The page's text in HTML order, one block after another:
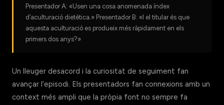
Presentador A: «Usen una cosa anomenada índex
d’aculturació dietètica.» Presentador B: «I el titular és que
aquesta aculturació es produeix més ràpidament en els
primers dos anys?»
Un lleuger desacord i la curiositat de seguiment fan
avançar l’episodi. Els presentadors fan connexions amb un
context més ampli que la pròpia font no sempre fa